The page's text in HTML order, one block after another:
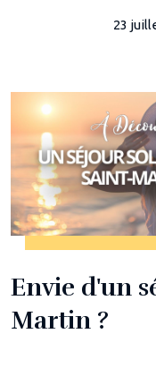
23
Envie d'un
Martin ?